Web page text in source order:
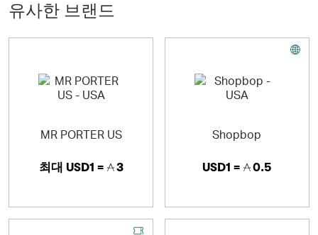
유사한 브랜드
MR PORTER US
최대 USD1 = 3
Shopbop
USD1 = 0.5